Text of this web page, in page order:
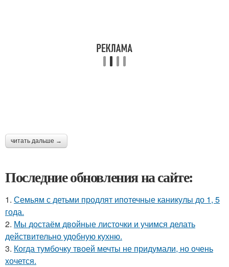
читать дальше →
Последние обновления на сайте:
1. Семьям с детьми продлят ипотечные каникулы до 1, 5
года.
2. Мы достаём двойные листочки и учимся делать
действительно удобную кухню.
3. Когда тумбочку твоей мечты не придумали, но очень
хочется.